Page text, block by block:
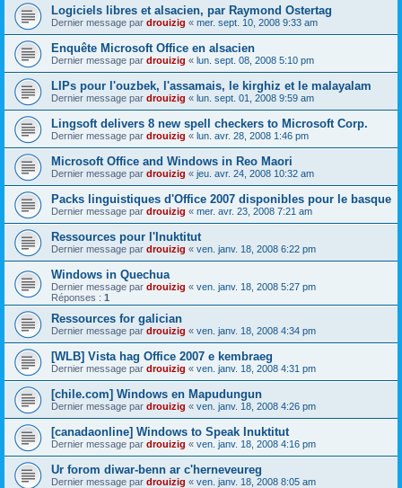
Logiciels libres et alsacien, par Raymond Ostertag
Dernier message par drouizig « mer. sept. 10, 2008 9:33 am
Enquête Microsoft Office en alsacien
Dernier message par drouizig « lun. sept. 08, 2008 5:10 pm
LIPs pour l'ouzbek, l'assamais, le kirghiz et le malayalam
Dernier message par drouizig « lun. sept. 01, 2008 9:59 am
Lingsoft delivers 8 new spell checkers to Microsoft Corp.
Dernier message par drouizig « lun. avr. 28, 2008 1:46 pm
Microsoft Office and Windows in Reo Maori
Dernier message par drouizig « jeu. avr. 24, 2008 10:32 am
Packs linguistiques d'Office 2007 disponibles pour le basque
Dernier message par drouizig « mer. avr. 23, 2008 7:21 am
Ressources pour l'Inuktitut
Dernier message par drouizig « ven. janv. 18, 2008 6:22 pm
Windows in Quechua
Dernier message par drouizig « ven. janv. 18, 2008 5:27 pm
Réponses : 1
Ressources for galician
Dernier message par drouizig « ven. janv. 18, 2008 4:34 pm
[WLB] Vista hag Office 2007 e kembraeg
Dernier message par drouizig « ven. janv. 18, 2008 4:31 pm
[chile.com] Windows en Mapudungun
Dernier message par drouizig « ven. janv. 18, 2008 4:26 pm
[canadaonline] Windows to Speak Inuktitut
Dernier message par drouizig « ven. janv. 18, 2008 4:16 pm
Ur forom diwar-benn ar c'herneveureg
Dernier message par drouizig « ven. janv. 18, 2008 8:05 am